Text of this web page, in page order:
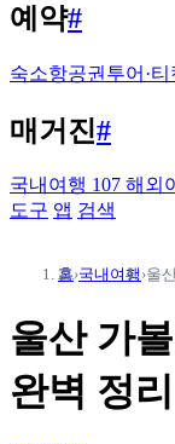
예약#
숙소항공권 투어·티
매거진#
국내여행 107 해외
도구 앱 검색
홈›국내여행›울
울산 가
완벽 정리